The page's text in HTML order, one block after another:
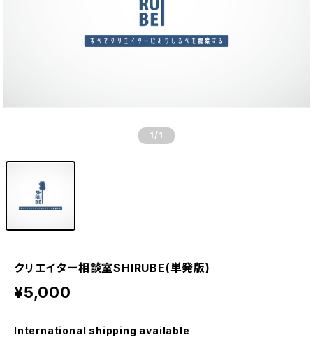
1 /1
クリエイター相談室SHIRUBE(単発版)
¥5,000
International shipping available